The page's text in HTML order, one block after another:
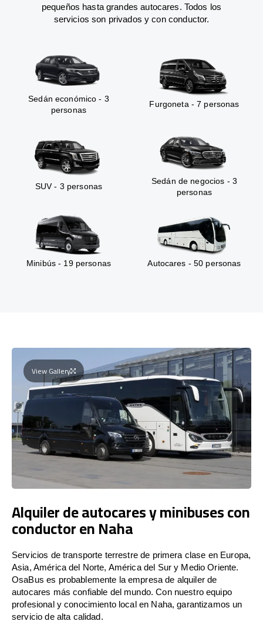
pequeños hasta grandes autocares. Todos los
servicios son privados y con conductor.
Sedán económico - 3
personas
Furgoneta - 7 personas
SUV - 3 personas
Sedán de negocios - 3
personas
Minibús - 19 personas Autocares - 50 personas
View Gallery
Alquiler de autocares y minibuses con
conductor en Naha
Servicios de transporte terrestre de primera clase en Europa,
Asia, América del Norte, América del Sur y Medio Oriente.
OsaBus es probablemente la empresa de alquiler de
autocares más confiable del mundo. Con nuestro equipo
profesional y conocimiento local en Naha, garantizamos un
servicio de alta calidad.